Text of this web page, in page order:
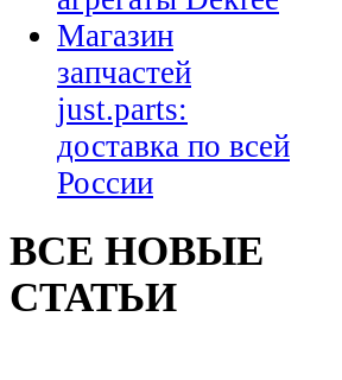
Магазин
запчастей
just.parts:
доставка по всей
России
ВСЕ НОВЫЕ
СТАТЬИ